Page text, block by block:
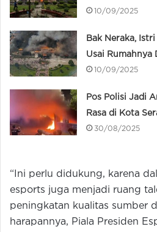
10/09/2025
Bak Neraka,
Usai Rumahnya
10/09/2025
Pos Polisi Jadi
Rasa di Kota
30/08/2025
“Ini perlu didukung, karena
esports juga menjadi ruang
peningkatan kualitas sumber
harapannya, Piala Presiden